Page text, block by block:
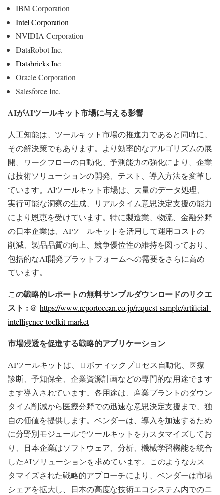
IBM Corporation
Intel Corporation
NVIDIA Corporation
DataRobot Inc.
Databricks Inc.
Oracle Corporation
Salesforce Inc.
AIがAIツールキット市場に与える影響
人工知能は、ツールキット市場の推進力であると同時に、
その解決策でもあります。より効率的なアルゴリズムの展
開、ワークフローの自動化、予測能力の強化により、企業
は技術ソリューションの開発、テスト、導入方法を変革し
ています。AIツールキット市場は、大量のデータ処理、
実行可能な洞察の生成、リアルタイム意思決定支援の能力
により恩恵を受けています。特に製造業、物流、金融分野
の日本企業は、AIツールキットを活用して運用コストの
削減、製品品質の向上、競争優位性の維持を図っており、
包括的なAI開発プラットフォームへの需要をさらに高め
ています。
この戦略的レポートの無料サンプルダウンロードのリクエ
スト : @ https://www.reportocean.co.jp/request-sample/artificial-
intelligence-toolkit-market
市場浸透を促進する戦略的アプリケーション
AIツールキットは、ロボティックプロセス自動化、医療
診断、予知保全、企業資源計画などの専門的な用途でます
ます導入されています。各用途は、産業プラントのダウン
タイム削減から医療分野での迅速な意思決定支援まで、独
自の価値を提供します。ベンダーは、導入を加速するため
に分野別モジュールでツールキットをカスタマイズしてお
り、日本企業はソフトウェア、分析、機械学習機能を統合
したAIソリューションを求めています。このようなカス
タマイズされた戦略的アプローチにより、ベンダーは市場
シェアを拡大し、日本の高度な技術エコシステム内でのニ